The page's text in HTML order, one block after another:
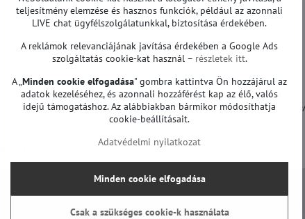
43PUS6554/12, Philips 43PUS6754/12, Philips
teljesítmény elemzése és hasznos funkciók, például az azonnali
LIVE chat ügyfélszolgálatunkkal, biztosítása érdekében.
A reklámok relevanciájának javítása érdekében a Google Ads
szolgáltatás cookie-kat használ – részletek itt.
A „ Minden cookie elfogadása" gombra kattintva Ön hozzájárul az
adatok kezeléséhez, és azonnali hozzáférést kap az élő, valós
idejű támogatáshoz. Az alábbiakban bármikor módosíthatja
cookie-beállításait.
Adatvédelmi nyilatkozat
Minden cookie elfogadása
Csak a szükséges cookie-k használata